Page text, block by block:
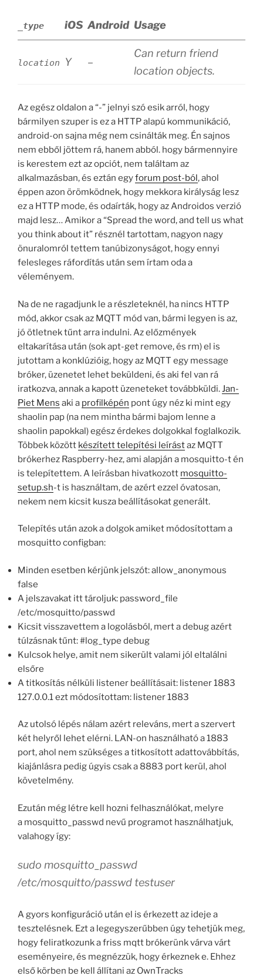
_type iOS Android Usage
location Y –
Can return friend
location objects.
Az egész oldalon a “-” jelnyi szó esik arról, hogy
bármilyen szuper is ez a HTTP alapú kommunikáció,
android-on sajna még nem csinálták meg. Én sajnos
nem ebből jöttem rá, hanem abból. hogy bármennyire
is kerestem ezt az opciót, nem találtam az
alkalmazásban, és eztán egyforum post-ból, ahol
éppen azon örömködnek, hogy mekkora királyság lesz
ez a HTTP mode, és odaírták, hogy az Androidos verzió
majd lesz… Amikor a “Spread the word, and tell us what
you think about it” résznél tartottam, nagyon nagy
önuralomról tettem tanúbizonyságot, hogy ennyi
felesleges ráfordítás után sem írtam oda a
véleményem.
Na de ne ragadjunk le a részleteknél, ha nincs HTTP
mód, akkor csak az MQTT mód van, bármi legyen is az,
jó ötletnek tűnt arra indulni. Az előzmények
eltakarítása után (sok apt-get remove, és rm) el is
jutottam a konklúzióig, hogy az MQTT egy message
bróker, üzenetet lehet beküldeni, és aki fel van rá
iratkozva, annak a kapott üzeneteket továbbküldi. Jan-
Piet Mens aki a profilképén pont úgy néz ki mint egy
shaolin pap (na nem mintha bármi bajom lenne a
shaolin papokkal) egész érdekes dolgokkal foglalkozik.
Többek között készített telepítési leírástaz MQTT
brókerhez Raspberry-hez, ami alapján a mosquitto-t én
is telepítettem. A leírásban hivatkozott mosquitto-
setup.sh-t is használtam, de azért ezzel óvatosan,
nekem nem kicsit kusza beállításokat generált.
Telepítés után azok a dolgok amiket módosítottam a
mosquitto configban:
Minden esetben kérjünk jelszót: allow_anonymous
false
A jelszavakat itt tároljuk: password_file
/etc/mosquitto/passwd
Kicsit visszavettem a logolásból, mert a debug azért
túlzásnak tűnt: #log_type debug
Kulcsok helye, amit nem sikerült valami jól eltalálni
elsőre
A titkosítás nélküli listener beállításait: listener 1883
127.0.0.1 ezt módosítottam: listener 1883
Az utolsó lépés nálam azért releváns, mert a szervert
két helyről lehet elérni. LAN-on használható a 1883
port, ahol nem szükséges a titkosított adattovábbítás,
kiajánlásra pedig úgyis csak a 8883 port kerül, ahol
követelmény.
Ezután még létre kell hozni felhasználókat, melyre
a mosquitto_passwd nevű programot használhatjuk,
valahogy így:
sudo mosquitto_passwd
/etc/mosquitto/passwd testuser
A gyors konfiguráció után el is érkezett az ideje a
tesztelésnek. Ezt a legegyszerűbben úgy tehetjük meg,
hogy feliratkozunk a friss mqtt brókerünk várva várt
eseményeire, és megnézzük, hogy érkeznek e. Ehhez
első körben be kell állítani az OwnTracks